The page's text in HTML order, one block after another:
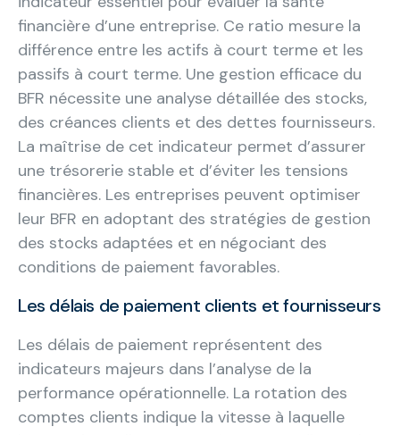
financière d’une entreprise. Ce ratio mesure la
différence entre les actifs à court terme et les
passifs à court terme. Une gestion efficace du
BFR nécessite une analyse détaillée des stocks,
des créances clients et des dettes fournisseurs.
La maîtrise de cet indicateur permet d’assurer
une trésorerie stable et d’éviter les tensions
financières. Les entreprises peuvent optimiser
leur BFR en adoptant des stratégies de gestion
des stocks adaptées et en négociant des
conditions de paiement favorables.
Les délais de paiement clients et fournisseurs
Les délais de paiement représentent des
indicateurs majeurs dans l’analyse de la
performance opérationnelle. La rotation des
comptes clients indique la vitesse à laquelle